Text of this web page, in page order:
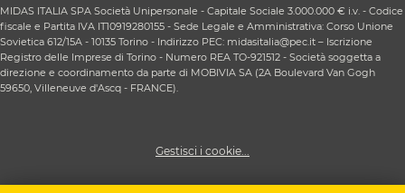
Condizioni Generali di Vendita
Contattaci
Responsabilità sociale d'impresa
Cookie Policy
Cinghia di distribuzione
Ricarica clima
Sostituzione batteria
Sostituzione ammortizzatori
Midas Spagna
Midas Belgio
Midas Portogallo
MIDAS ITALIA SPA Società Unipersonale - Capitale Sociale 3.000.000 € i.v. - Codice
fiscale e Partita IVA IT10919280155 - Sede Legale e Amministrativa: Corso Unione
Sovietica 612/15A - 10135 Torino - Indirizzo PEC: midasitalia@pec.it – Iscrizione
Registro delle Imprese di Torino - Numero REA TO-921512 - Società soggetta a
direzione e coordinamento da parte di MOBIVIA SA (2A Boulevard Van Gogh
59650, Villeneuve d'Ascq - FRANCE).
Gestisci i cookie...